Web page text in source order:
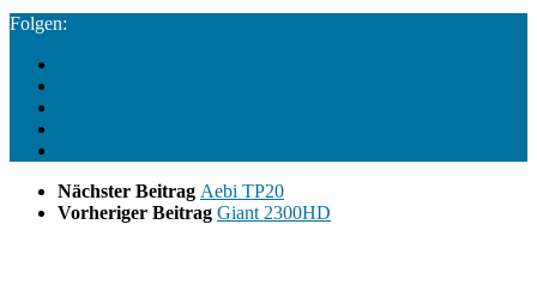
Folgen:
Nächster Beitrag Aebi TP20
Vorheriger Beitrag Giant 2300HD